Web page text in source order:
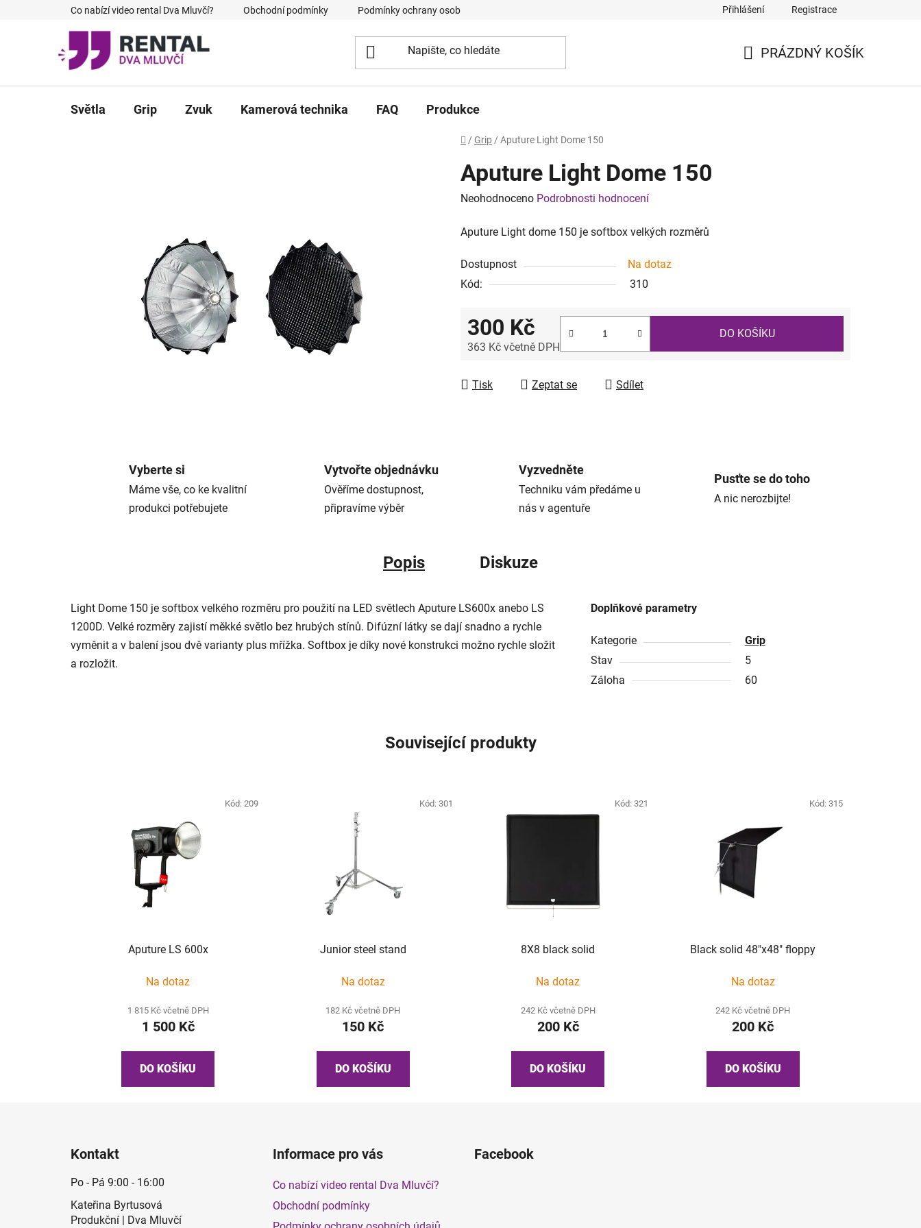
Co nabízí video rental Dva Mluvčí? Obchodní podmínky Podmínky ochrany osobních údajů Přihlášení Registrace
PRÁZDNÝ KOŠÍK
Světla Grip Zvuk Kamerová technika FAQ Produkce
Domů
/ Grip / Aputure Light Dome 150
Aputure Light Dome 150
Průměrné
produktu
0,0
z
hvězdiček.
Neohodnoceno Podrobnosti hodnocení
Aputure Light dome 150 je softbox velkých rozměrů
Dostupnost
Na dotaz
Kód:
310
300 Kč
363 Kč včetně DPH
DO KOŠÍKU
Tisk Zeptat se Sdílet
Vyberte si
Máme vše, co ke kvalitní
produkci potřebujete
Vytvořte objednávku
Ověříme dostupnost,
připravíme výběr
Vyzvedněte
Techniku vám předáme u
nás v agentuře
Pusťte se do toho
A nic nerozbijte!
Popis Diskuze
Light Dome 150 je softbox velkého rozměru pro použití na LED světlech Aputure LS600x anebo LS
1200D. Velké rozměry zajistí měkké světlo bez hrubých stínů. Difúzní látky se dají snadno a rychle
vyměnit a v balení jsou dvě varianty plus mřížka. Softbox je díky nové konstrukci možno rychle složit
a rozložit.
Doplňkové parametry
Kategorie
Grip
Stav
5
Záloha
60
Související produkty
Aputure LS 600x
Na dotaz
1 815 Kč včetně DPH
1 500 Kč
DO KOŠÍKU
Kód: 209
Junior steel stand
Na dotaz
182 Kč včetně DPH
150 Kč
DO KOŠÍKU
Kód: 301
8X8 black solid
Na dotaz
242 Kč včetně DPH
200 Kč
DO KOŠÍKU
Kód: 321
Black solid 48"x48" floppy
Na dotaz
242 Kč včetně DPH
200 Kč
DO KOŠÍKU
Kód: 315
Kontakt
Po - Pá 9:00 - 16:00
Kateřina Byrtusová
Produkční | Dva Mluvčí
Informace pro vás
Co nabízí video rental Dva Mluvčí?
Obchodní podmínky
Facebook